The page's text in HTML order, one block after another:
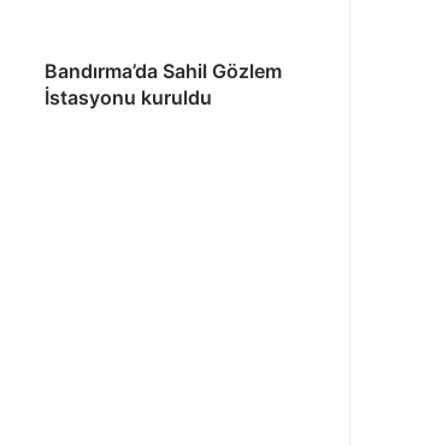
Bandırma’da Sahil Gözlem
İstasyonu kuruldu